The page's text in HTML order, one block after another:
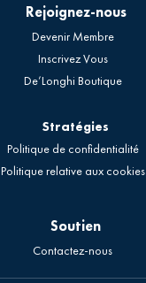
Rejoignez-nous
Devenir Membre
Inscrivez Vous
De’Longhi Boutique
Stratégies
Politique de confidentialité
Politique relative aux cookies
Soutien
Contactez-nous